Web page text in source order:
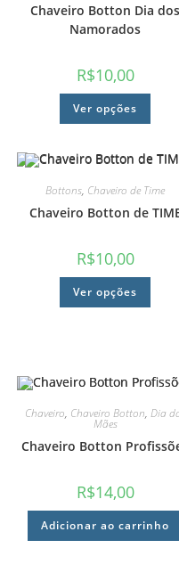
Chaveiro Botton Dia dos
Namorados
R$10,00
Ver opções
Bottons, Chaveiro de Time
Chaveiro Botton de
R$10,00
Ver opções
Chaveiro, Chaveiro Botton, Dia
Mães
Chaveiro Botton
R$14,00
Adicionar ao carrinho